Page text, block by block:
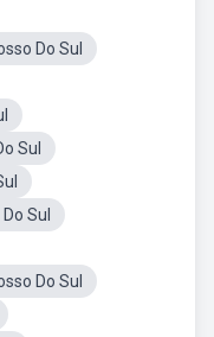
Do Sul
Sul
Sul
Do Sul